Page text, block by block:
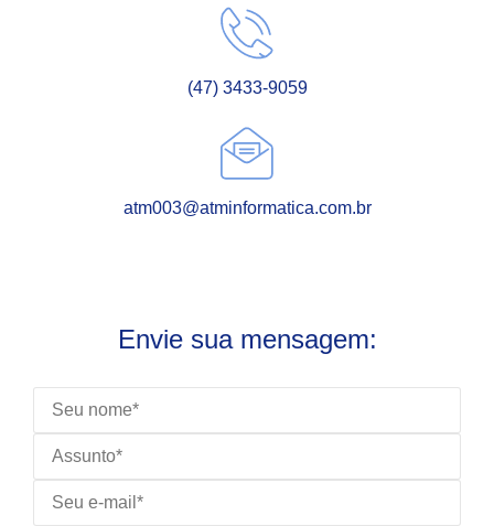
(47) 3433-9059
atm003@atminformatica.com.br
Envie sua mensagem: